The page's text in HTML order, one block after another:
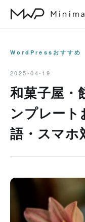
WordPressおすすめ
2025-04-19
和菓子屋・
ンプレート
語・スマホ